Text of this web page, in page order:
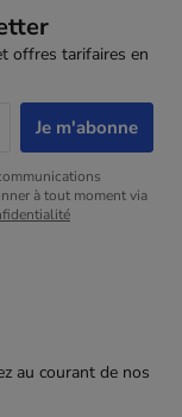
au courant de nos
offres tarifaires en
à tout moment via